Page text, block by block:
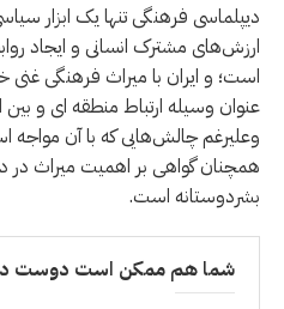
دیپلماسی فرهنگی تنها یک ابزار
ارزش‌های مشترک انسانی و ایجاد
است؛ و ایران با میراث فرهنگی غنی
عنوان وسیله ارتباط منطقه ای و بین
وعلیرغم چالش‌هایی که با آن مواجه
همچنان گواهی بر اهمیت میراث در
بشردوستانه است.
شما هم ممکن است دوست